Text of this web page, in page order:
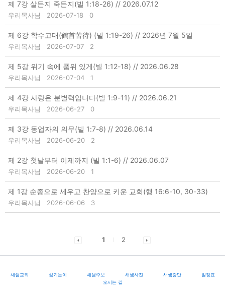
제 7강 살든지 죽든지(빌 1:18-26) // 2026.07.12
우리목사님 2026-07-18 0
제 6강 학수고대(鶴首苦待) (빌 1:19-26) // 2026년 7월 5일
우리목사님 2026-07-07 2
제 5강 위기 속에 품위 있게(빌 1:12-18) // 2026.06.28
우리목사님 2026-07-04 1
제 4강 사랑은 분별력입니다(빌 1:9-11) // 2026.06.21
우리목사님 2026-06-27 0
제 3강 동업자의 의무(빌 1:7-8) // 2026.06.14
우리목사님 2026-06-20 2
제 2강 첫날부터 이제까지 (빌 1:1-6) // 2026.06.07
우리목사님 2026-06-20 1
제 1강 순종으로 세우고 찬양으로 키운 교회(행 16:6-10, 30-33)
우리목사님 2026-06-06 3
1 2
새샘교회 섬기는이 새샘주보 새샘사진 새샘강단
일정표
오시는 길